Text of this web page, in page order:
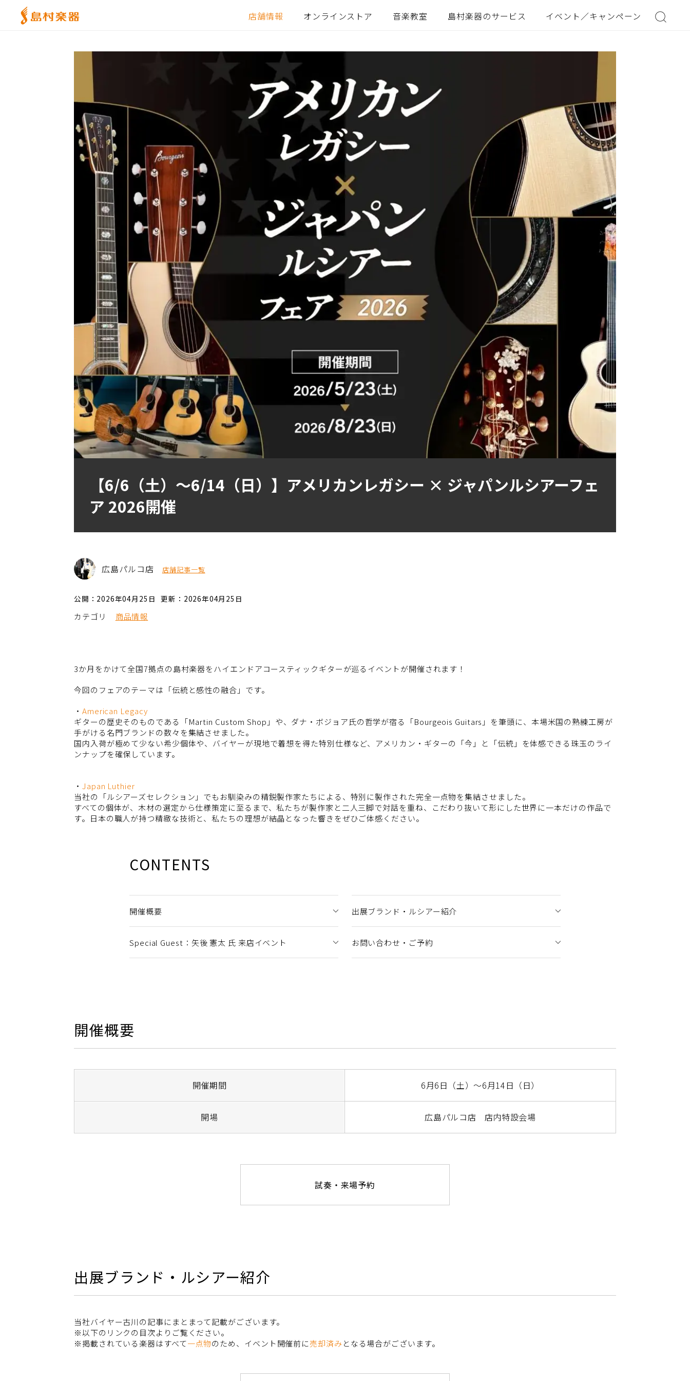
店舗情報 オンラインストア 音楽教室 島村楽器のサービス イベント／キャンペーン
【6/6（土）〜6/14（日）】アメリカンレガシー × ジャパンルシアーフェ
ア 2026開催
広島パルコ店 店舗記事一覧
公開：2026年04月25日 更新：2026年04月25日
カテゴリ 商品情報
3か月をかけて全国7拠点の島村楽器をハイエンドアコースティックギターが巡るイベントが開催されます！
今回のフェアのテーマは「伝統と感性の融合」です。
・ American Legacy
ギターの歴史そのものである「Martin Custom Shop」や、ダナ・ボジョア氏の哲学が宿る「Bourgeois Guitars」を筆頭に、本場米国の熟練工房が
手がける名門ブランドの数々を集結させました。
国内入荷が極めて少ない希少個体や、バイヤーが現地で着想を得た特別仕様など、アメリカン・ギターの「今」と「伝統」を体感できる珠玉のライ
ンナップを確保しています。
・ Japan Luthier
当社の「ルシアーズセレクション」でもお馴染みの精鋭製作家たちによる、特別に製作された完全一点物を集結させました。
すべての個体が、木材の選定から仕様策定に至るまで、私たちが製作家と二人三脚で対話を重ね、こだわり抜いて形にした世界に一本だけの作品で
す。日本の職人が持つ精緻な技術と、私たちの理想が結晶となった響きをぜひご体感ください。
CONTENTS
開催概要 出展ブランド・ルシアー紹介
Special Guest：矢後 憲太 氏 来店イベント お問い合わせ・ご予約
開催概要
開催期間 6月6日（土）〜6月14日（日）
開場 広島パルコ店 店内特設会場
試奏・来場予約
出展ブランド・ルシアー紹介
当社バイヤー古川の記事にまとまって記載がございます。
※以下のリンクの目次よりご覧ください。
※掲載されている楽器はすべて一点物のため、イベント開催前に売却済みとなる場合がございます。